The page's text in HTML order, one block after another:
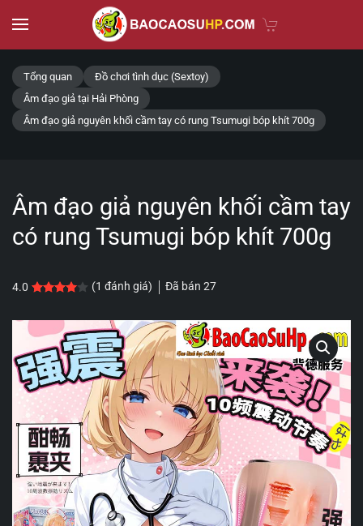
Skip to main content
Tổng quan
Đồ chơi tình dục (Sextoy)
Âm đạo giả tại Hải Phòng
Âm đạo giả nguyên khối cầm tay có rung Tsumugi bóp khít 700g
Âm đạo giả nguyên khối cầm tay
có rung Tsumugi bóp khít 700g
4.0 4.0 trên 5 dựa trên
1 đánh giá
(1 đánh giá) Đã bán 27